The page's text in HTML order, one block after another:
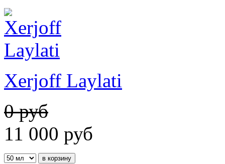
Xerjoff Laylati
0 руб
11 000 руб